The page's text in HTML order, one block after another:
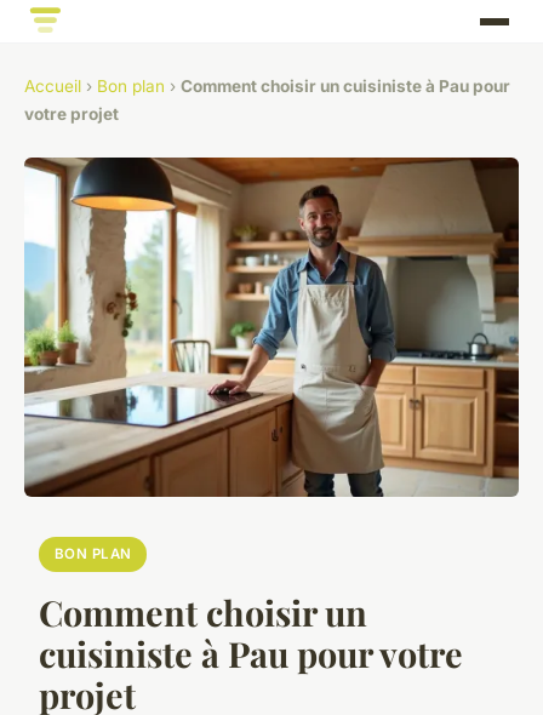
Accueil › Bon plan › Comment choisir un cuisiniste à Pau pour
votre projet
BON PLAN
Comment choisir un
cuisiniste à Pau pour votre
projet